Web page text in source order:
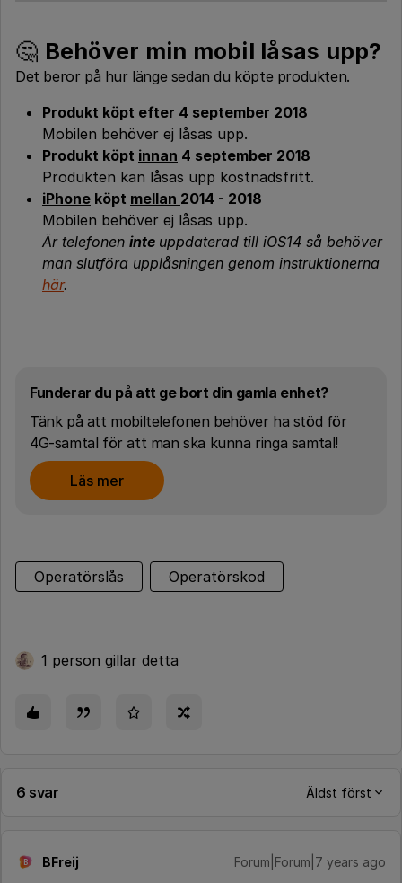
🤔 Behöver min mobil låsas upp?
Det beror på hur länge sedan du köpte produkten.
Produkt köpt efter 4 september 2018
Mobilen behöver ej låsas upp.
Produkt köpt innan 4 september 2018
Produkten kan låsas upp kostnadsfritt.
iPhone köpt mellan 2014 - 2018
Mobilen behöver ej låsas upp.
Är telefonen inte uppdaterad till iOS14 så behöver
man slutföra upplåsningen genom instruktionerna
här.
Funderar du på att ge bort din gamla enhet?
Tänk på att mobiltelefonen behöver ha stöd för
4G-samtal för att man ska kunna ringa samtal!
Läs mer
Operatörslås Operatörskod
1 person gillar detta
6 svar Äldst först
B BFreij Forum|Forum|7 years ago